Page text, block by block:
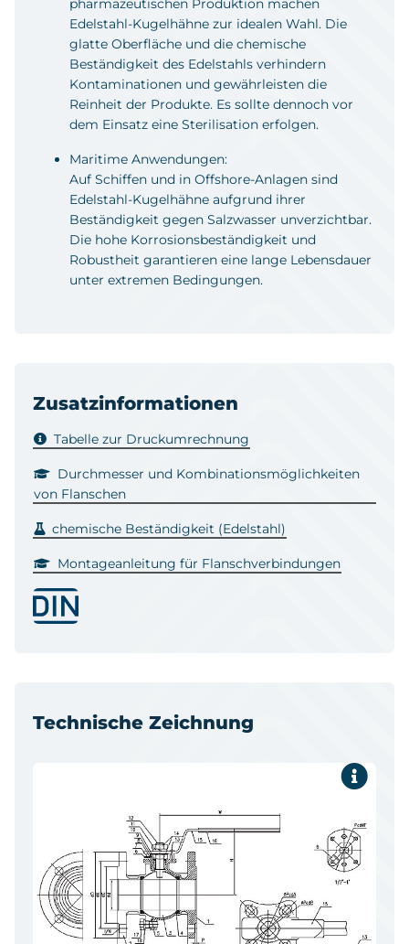
pharmazeutischen Produktion machen
Edelstahl-Kugelhähne zur idealen Wahl. Die
glatte Oberfläche und die chemische
Beständigkeit des Edelstahls verhindern
Kontaminationen und gewährleisten die
Reinheit der Produkte. Es sollte dennoch vor
dem Einsatz eine Sterilisation erfolgen.
Maritime Anwendungen:
Auf Schiffen und in Offshore-Anlagen sind
Edelstahl-Kugelhähne aufgrund ihrer
Beständigkeit gegen Salzwasser unverzichtbar.
Die hohe Korrosionsbeständigkeit und
Robustheit garantieren eine lange Lebensdauer
unter extremen Bedingungen.
Zusatzinformationen
Tabelle zur Druckumrechnung
Durchmesser und Kombinationsmöglichkeiten
von Flanschen
chemische Beständigkeit (Edelstahl)
Montageanleitung für Flanschverbindungen
Technische Zeichnung